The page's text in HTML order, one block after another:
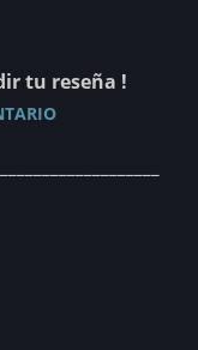
tu reseña !